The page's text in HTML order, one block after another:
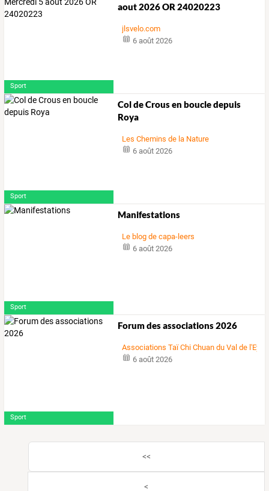
Sport
aout 2026 OR 24020223
jlsvelo.com
6 août 2026
Sport
Col de Crous en boucle depuis
Roya
Les Chemins de la Nature
6 août 2026
Sport
Manifestations
Le blog de capa-leers
6 août 2026
Sport
Forum des associations 2026
Associations Taï Chi Chuan du Val de l'Eyre
6 août 2026
<<
<